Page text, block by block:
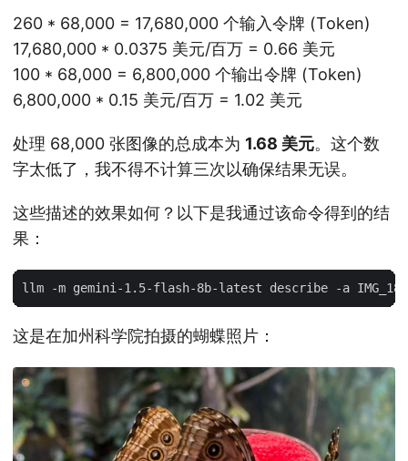
260 * 68,000 = 17,680,000 个输入令牌 (Token)
17,680,000 * 0.0375 美元/百万 = 0.66 美元
100 * 68,000 = 6,800,000 个输出令牌 (Token)
6,800,000 * 0.15 美元/百万 = 1.02 美元
处理 68,000 张图像的总成本为 1.68 美元。这个数
字太低了，我不得不计算三次以确保结果无误。
这些描述的效果如何？以下是我通过该命令得到的结
果：
这是在加州科学院拍摄的蝴蝶照片：